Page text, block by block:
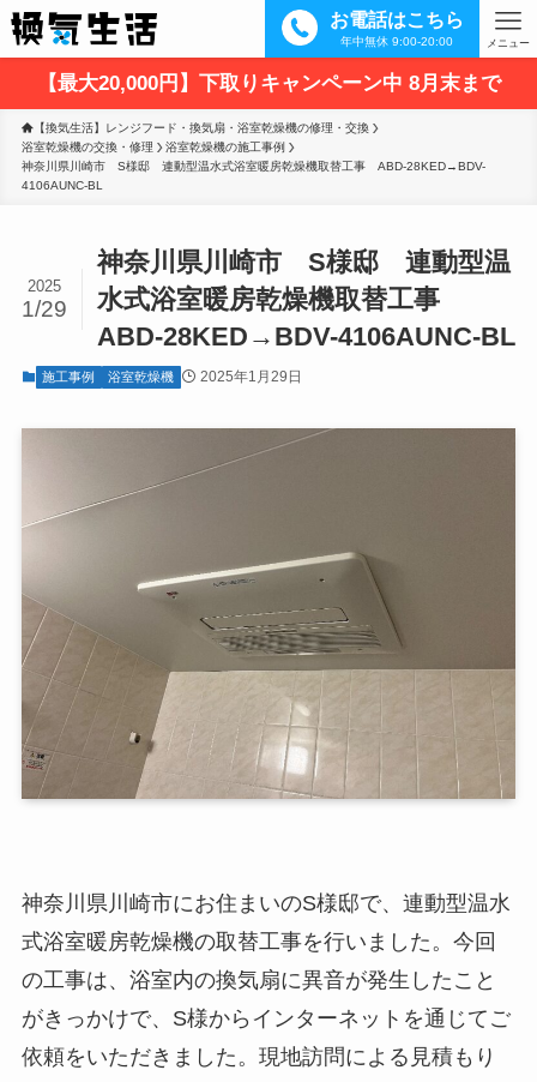
お電話はこちら
年中無休 9:00-20:00 メニュー
【最大20,000円】下取りキャンペーン中 8月末まで
【換気生活】レンジフード・換気扇・浴室乾燥機の修理・交換
浴室乾燥機の交換・修理
浴室乾燥機の施工事例
神奈川県川崎市　S様邸　連動型温水式浴室暖房乾燥機取替工事　ABD-28KED→BDV-
4106AUNC-BL
神奈川県川崎市 S様邸 連動型温
水式浴室暖房乾燥機取替工事
ABD-28KED→BDV-4106AUNC-BL
2025
1/29
施工事例 浴室乾燥機 2025年1月29日
神奈川県川崎市にお住まいのS様邸で、連動型温水
式浴室暖房乾燥機の取替工事を行いました。今回
の工事は、浴室内の換気扇に異音が発生したこと
がきっかけで、S様からインターネットを通じてご
依頼をいただきました。現地訪問による見積もり